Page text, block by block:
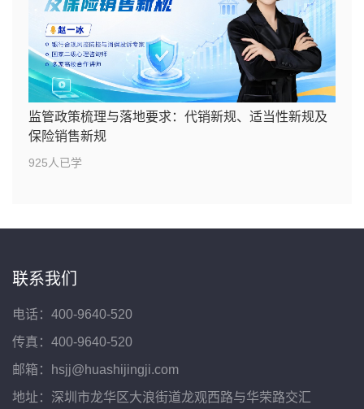
监管政策梳理与落地要求：代销新规、适当性新规及
保险销售新规
925人已学
联系我们
电话：400-9640-520
传真：400-9640-520
邮箱：hsjj@huashijingji.com
地址：深圳市龙华区大浪街道龙观西路与华荣路交汇